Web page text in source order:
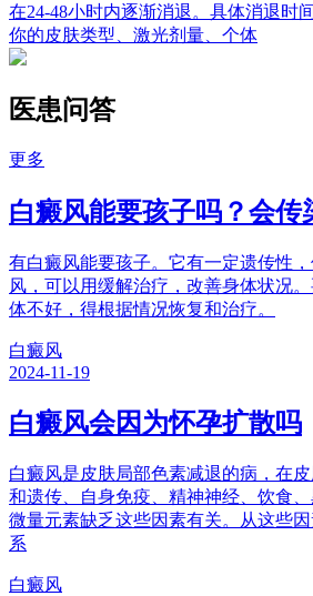
在24-48小时内逐渐消退。具体消退时
你的皮肤类型、激光剂量、个体
医患问答
更多
白癜风能要孩子吗？会传
有白癜风能要孩子。它有一定遗传性
风，可以用缓解治疗，改善身体状况
体不好，得根据情况恢复和治疗。
白癜风
2024-11-19
白癜风会因为怀孕扩散吗
白癜风是皮肤局部色素减退的病，在
和遗传、自身免疫、精神神经、饮食、
微量元素缺乏这些因素有关。从这些
系
白癜风